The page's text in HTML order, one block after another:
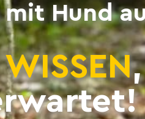
mit Hund
WISSEN